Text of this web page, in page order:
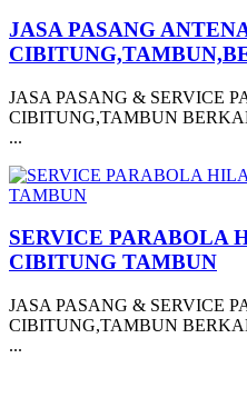
JASA PASANG
JASA PASANG & SERVICE
CIBITUNG,TAMBUN
...
SERVICE PARABOLA
CIBITUNG TAMBUN
JASA PASANG & SERVICE
CIBITUNG,TAMBUN
...